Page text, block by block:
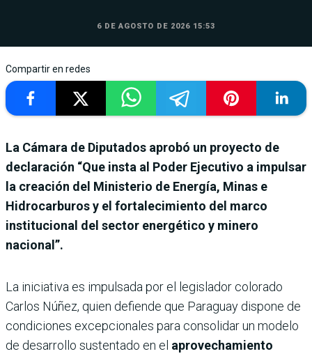
6 DE AGOSTO DE 2026 15:53
Compartir en redes
La Cámara de Diputados aprobó un proyecto de
declaración “Que insta al Poder Ejecutivo a impulsar
la creación del Ministerio de Energía, Minas e
Hidrocarburos y el fortalecimiento del marco
institucional del sector energético y minero
nacional”.
La iniciativa es impulsada por el legislador colorado
Carlos Núñez, quien defiende que Paraguay dispone de
condiciones excepcionales para consolidar un modelo
de desarrollo sustentado en el aprovechamiento